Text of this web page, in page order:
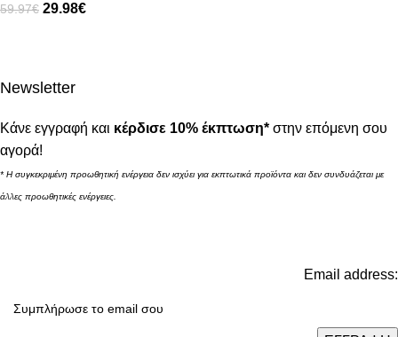
59.97€ 29.98€
Newsletter
Κάνε εγγραφή και κέρδισε 10% έκπτωση* στην επόμενη σου
αγορά!
* Η συγκεκριμένη προωθητική ενέργεια δεν ισχύει για εκπτωτικά προϊόντα και δεν συνδυάζεται με
άλλες προωθητικές ενέργειες.
Email address: